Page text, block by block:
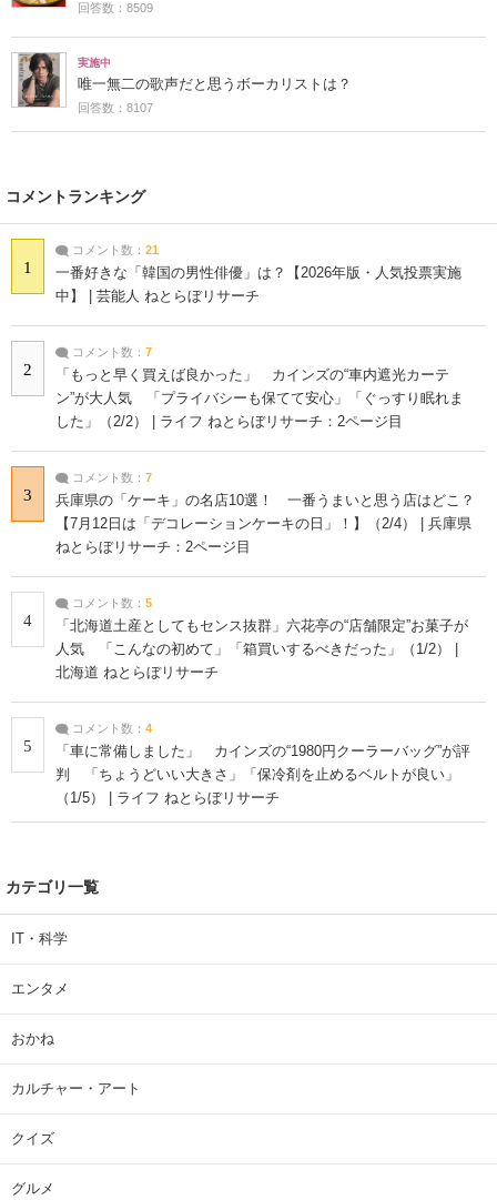
回答数：8509
実施中
唯一無二の歌声だと思うボーカリストは？
回答数：8107
コメントランキング
1
コメント数： 21
一番好きな「韓国の男性俳優」は？【2026年版・人気投票実施
中】 | 芸能人 ねとらぼリサーチ
2
コメント数： 7
「もっと早く買えば良かった」 カインズの“車内遮光カーテ
ン”が大人気 「プライバシーも保てて安心」「ぐっすり眠れま
した」（2/2） | ライフ ねとらぼリサーチ：2ページ目
3
コメント数： 7
兵庫県の「ケーキ」の名店10選！ 一番うまいと思う店はどこ？
【7月12日は「デコレーションケーキの日」！】（2/4） | 兵庫県
ねとらぼリサーチ：2ページ目
4
コメント数： 5
「北海道土産としてもセンス抜群」六花亭の“店舗限定”お菓子が
人気 「こんなの初めて」「箱買いするべきだった」（1/2） |
北海道 ねとらぼリサーチ
5
コメント数： 4
「車に常備しました」 カインズの“1980円クーラーバッグ”が評
判 「ちょうどいい大きさ」「保冷剤を止めるベルトが良い」
（1/5） | ライフ ねとらぼリサーチ
カテゴリ一覧
IT・科学
エンタメ
おかね
カルチャー・アート
クイズ
グルメ